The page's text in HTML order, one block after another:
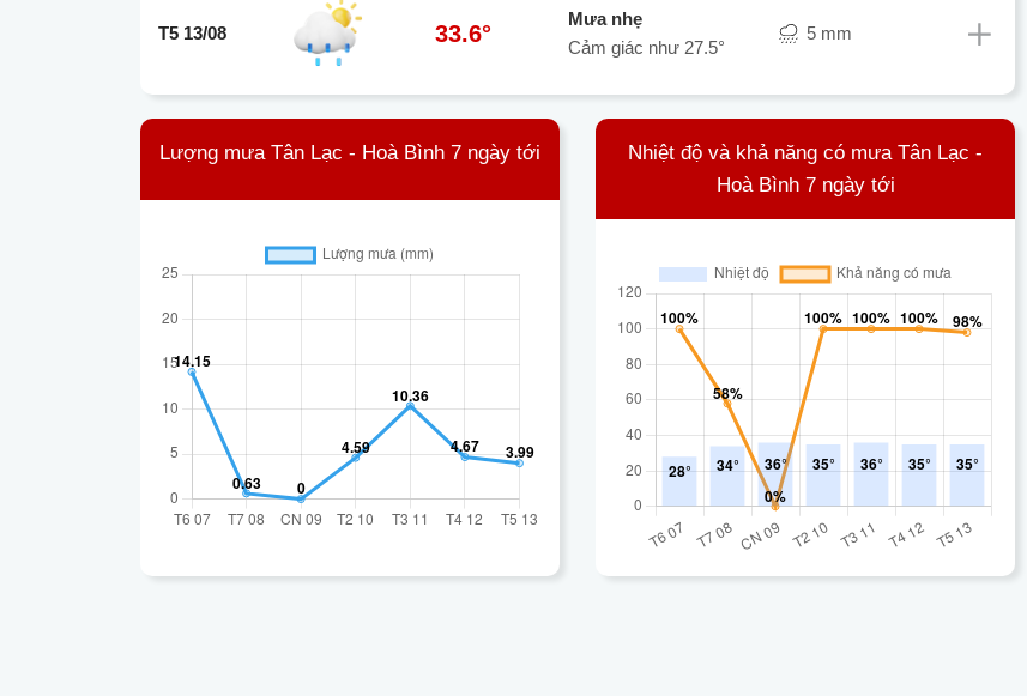
T5 13/08 33.6°
mưa nhẹ
Cảm giác như 27.5°
5 mm
Lượng mưa Tân Lạc - Hoà Bình 7 ngày tới
Nhiệt độ và khả năng có mưa Tân Lạc -
Hoà Bình 7 ngày tới